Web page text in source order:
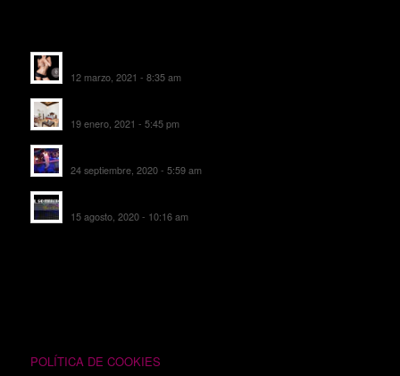
12 marzo, 2021 - 8:35 am
19 enero, 2021 - 5:45 pm
24 septiembre, 2020 - 5:59 am
15 agosto, 2020 - 10:16 am
POLÍTICA DE COOKIES